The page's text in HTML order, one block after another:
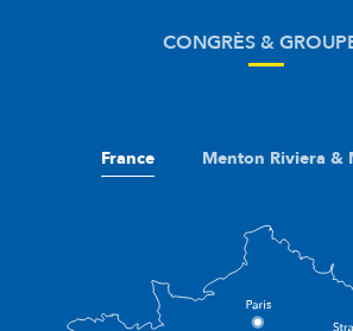
CONGRÈS &
France Menton Riviera &